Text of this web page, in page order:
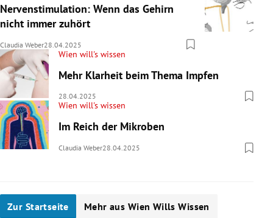
Nervenstimulation: Wenn das Gehirn
nicht immer zuhört
Claudia Weber28.04.2025
Wien will's wissen
Mehr Klarheit beim Thema Impfen
28.04.2025
Wien will's wissen
Im Reich der Mikroben
Claudia Weber28.04.2025
Zur Startseite Mehr aus Wien Wills Wissen